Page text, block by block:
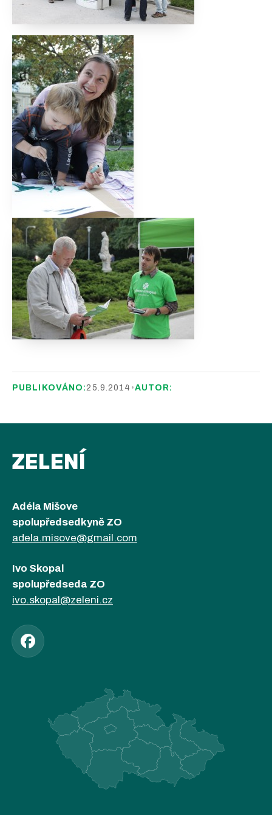
PUBLIKOVÁNO:25.9.2014 •AUTOR:
ZELENÍ
Adéla Mišove
spolupředsedkyně ZO
adela.misove@gmail.com
Ivo Skopal
spolupředseda ZO
ivo.skopal@zeleni.cz